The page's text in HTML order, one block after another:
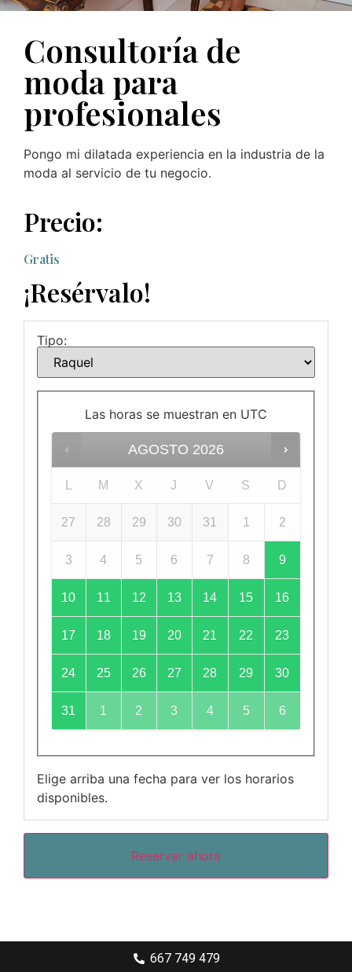
Consultoría de
moda para
profesionales
Pongo mi dilatada experiencia en la industria de la
moda al servicio de tu negocio.
Precio:
Gratis
¡Resérvalo!
Tipo:
Las horas se muestran en UTC
AGOSTO 2026
L M X J V S D
27 28 29 30 31 1 2
3 4 5 6 7 8 9
10 11 12 13 14 15 16
17 18 19 20 21 22 23
24 25 26 27 28 29 30
31 1 2 3 4 5 6
Elige arriba una fecha para ver los horarios
disponibles.
Reservar ahora
667 749 479